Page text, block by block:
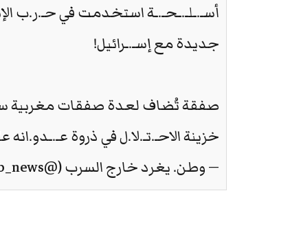
أسـ.ـلـ.ـحـ.ـة استخدمت في حـ.ر.ب
جديدة مع إسـ.ـرائيل!
صفقة تُضاف لعدة صفقات مغربية
خزينة الاحـ.تـ.لا.ل في ذروة عـ.ـدو.انه
— وطن. يغرد خارج السرب (@watanserb_news)